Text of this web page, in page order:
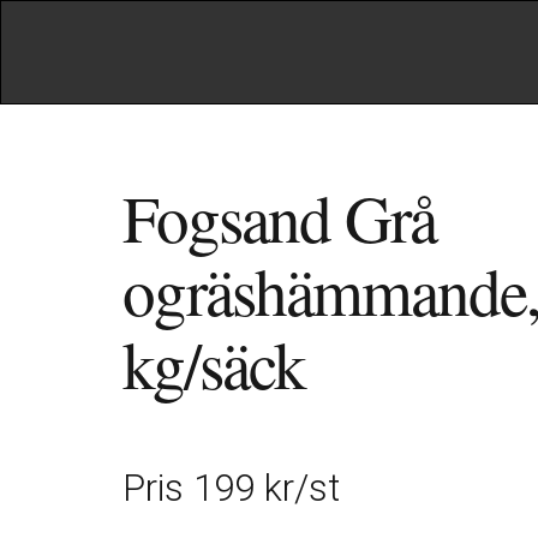
Fogsand Grå
kg/säck
Pris 199 kr/st